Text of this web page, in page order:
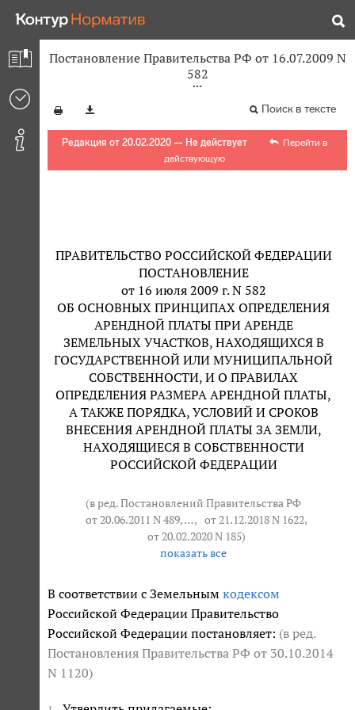
Постановление Правительства РФ от 16.07.2009 N
582
Поиск в тексте
Редакция от 20.02.2020 — Не действует
Перейти в
действующую
ПРАВИТЕЛЬСТВО РОССИЙСКОЙ ФЕДЕРАЦИИ
ПОСТАНОВЛЕНИЕ
от 16 июля 2009 г. N 582
ОБ ОСНОВНЫХ ПРИНЦИПАХ ОПРЕДЕЛЕНИЯ
АРЕНДНОЙ ПЛАТЫ ПРИ АРЕНДЕ
ЗЕМЕЛЬНЫХ УЧАСТКОВ, НАХОДЯЩИХСЯ В
ГОСУДАРСТВЕННОЙ ИЛИ МУНИЦИПАЛЬНОЙ
СОБСТВЕННОСТИ, И О ПРАВИЛАХ
ОПРЕДЕЛЕНИЯ РАЗМЕРА АРЕНДНОЙ ПЛАТЫ,
А ТАКЖЕ ПОРЯДКА, УСЛОВИЙ И СРОКОВ
ВНЕСЕНИЯ АРЕНДНОЙ ПЛАТЫ ЗА ЗЕМЛИ,
НАХОДЯЩИЕСЯ В СОБСТВЕННОСТИ
РОССИЙСКОЙ ФЕДЕРАЦИИ
(в ред. Постановлений Правительства РФ
от 20.06.2011 N 489, … , от 21.12.2018 N 1622,
от 20.02.2020 N 185)
показать все
В соответствии с Земельным кодексом
Российской Федерации Правительство
Российской Федерации постановляет: (в ред.
Постановления Правительства РФ от 30.10.2014
N 1120)